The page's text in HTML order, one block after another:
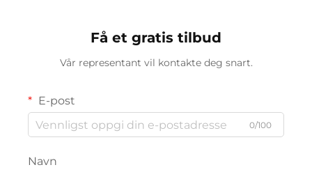
Få et gratis tilbud
Vår representant vil kontakte deg snart.
E-post
0/100
Navn